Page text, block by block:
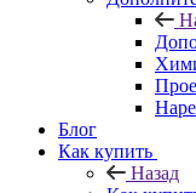
Блог
Как купить
Назад